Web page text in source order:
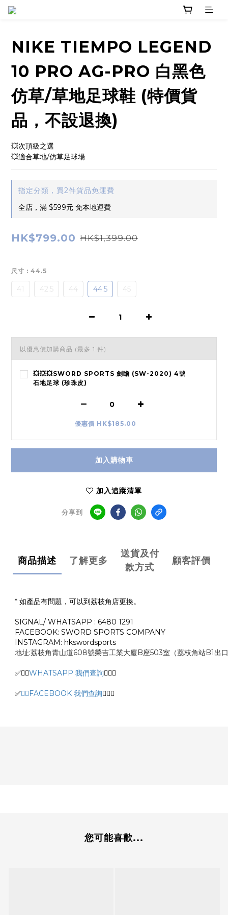
NIKE TIEMPO LEGEND
10 PRO AG-PRO 白黑色
仿草/草地足球鞋 (特價貨
品，不設退換)
💥次頂級之選
💥適合草地/仿草足球場
指定分類，買2件貨品免運費
全店，滿 $599元 免本地運費
HK$799.00 HK$1,399.00
尺寸 : 44.5
41 42.5 44 44.5 45
以優惠價加購商品 (最多 1 件)
💥💥💥SWORD SPORTS 劍瞻 (SW-2020) 4號
石地足球 (珍珠皮)
優惠價 HK$185.00
加入購物車
加入追蹤清單
分享到
商品描述 了解更多
送貨及付
款方式
顧客評價
* 如產品有問題，可以到荔枝角店更換。
SIGNAL/ WHATSAPP : 6480 1291
FACEBOOK: SWORD SPORTS COMPANY
INSTAGRAM: hkswordsports
地址:荔枝角青山道608號榮吉工業大廈B座503室（荔枝角站B1出
✅🙆‍♂️WHATSAPP 我們查詢🙆‍♂️✅
✅🙆‍♂️ FACEBOOK 我們查詢🙆‍♂️✅
您可能喜歡...